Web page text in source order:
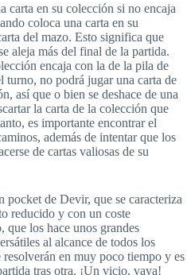
carta en su colección si no encaja
coloca una carta en su
del mazo. Esto significa que
aleja más del final de la partida.
encaja con la de la pila de
turno, no podrá jugar una carta de
así que o bien se deshace de una
la carta de la colección que
es importante encontrar el
además de intentar que los
de cartas valiosas de su
de Devir, que se caracteriza
reducido y con un coste
que los hace unos grandes
al alcance de todos los
en muy poco tiempo y es
tras otra. ¡Un vicio, vaya!